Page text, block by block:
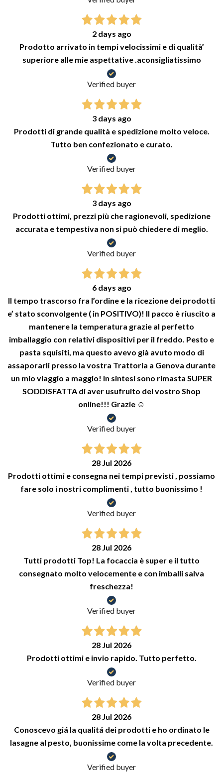
2 days ago
Prodotto arrivato in tempi velocissimi e di qualità’
superiore alle mie aspettative .aconsigliatissimo
Verified buyer
3 days ago
Prodotti di grande qualità e spedizione molto veloce.
Tutto ben confezionato e curato.
Verified buyer
3 days ago
Prodotti ottimi, prezzi più che ragionevoli, spedizione
accurata e tempestiva non si può chiedere di meglio.
Verified buyer
6 days ago
Il tempo trascorso fra l’ordine e la ricezione dei prodotti
e’ stato sconvolgente ( in POSITIVO)! Il pacco è riuscito a
mantenere la temperatura grazie al perfetto
imballaggio con relativi dispositivi per il freddo. Pesto e
pasta squisiti, ma questo avevo già avuto modo di
assaporarli presso la vostra Trattoria a Genova durante
un mio viaggio a maggio! In sintesi sono rimasta SUPER
SODDISFATTA di aver usufruito del vostro Shop
online!!! Grazie ☺️
Verified buyer
28 Jul 2026
Prodotti ottimi e consegna nei tempi previsti , possiamo
fare solo i nostri complimenti , tutto buonissimo !
Verified buyer
28 Jul 2026
Tutti prodotti Top! La focaccia è super e il tutto
consegnato molto velocemente e con imballi salva
freschezza!
Verified buyer
28 Jul 2026
Prodotti ottimi e invio rapido. Tutto perfetto.
Verified buyer
28 Jul 2026
Conoscevo giá la qualitá dei prodotti e ho ordinato le
lasagne al pesto, buonissime come la volta precedente.
Verified buyer